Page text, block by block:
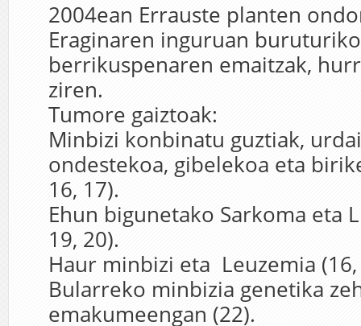
2004ean Errauste planten
Eraginaren inguruan buruturiko
berrikuspenaren emaitzak,
ziren.
Tumore gaiztoak:
Minbizi konbinatu guztiak,
ondestekoa, gibelekoa eta
16, 17).
Ehun bigunetako Sarkoma eta
19, 20).
Haur minbizi eta Leuzemia (16,
Bularreko minbizia genetika
emakumeengan (22).